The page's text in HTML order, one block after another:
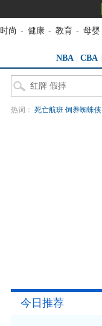
时尚 - 健康 - 教育 - 母婴
NBA CBA
热词： 死亡航班 饲养蜘蛛侠
今日推荐